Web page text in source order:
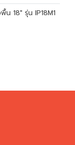
18" รุ่น IP18M1